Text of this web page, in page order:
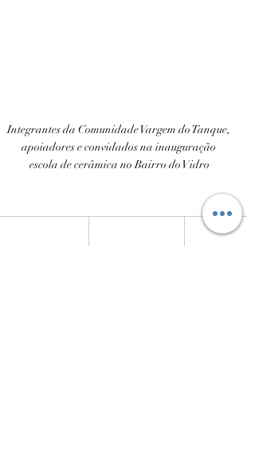
Integrantes da Comunidade Vargem do Tanque,
apoiadores e convidados na inauguração
escola de cerâmica no Bairro do Vidro